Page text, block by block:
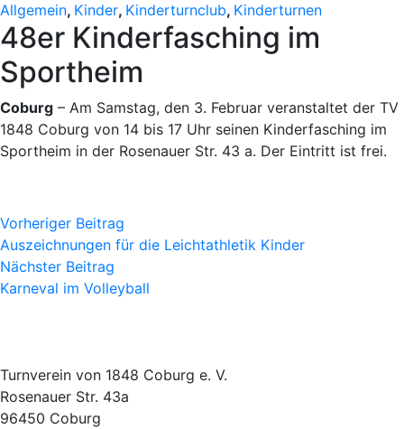
Allgemein, Kinder, Kinderturnclub, Kinderturnen
48er Kinderfasching im
Sportheim
Coburg – Am Samstag, den 3. Februar veranstaltet der TV
1848 Coburg von 14 bis 17 Uhr seinen Kinderfasching im
Sportheim in der Rosenauer Str. 43 a. Der Eintritt ist frei.
Vorheriger Beitrag
Auszeichnungen für die Leichtathletik Kinder
Nächster Beitrag
Karneval im Volleyball
Turnverein von 1848 Coburg e. V.
Rosenauer Str. 43a
96450 Coburg